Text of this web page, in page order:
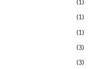
(1)
(1)
(1)
(3)
(3)